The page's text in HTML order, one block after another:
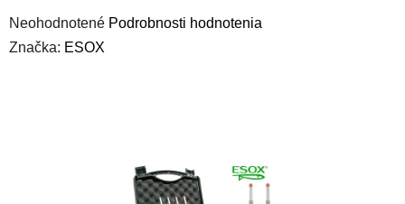
Priemerné hodnotenie produktu je 0,0 z 5 hviezdičiek.
Neohodnotené Podrobnosti hodnotenia
Značka: ESOX